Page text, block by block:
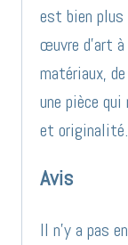
est bien plus
œuvre d’art
matériaux,
une pièce
et originalité.
Avis
Il n’y a pas